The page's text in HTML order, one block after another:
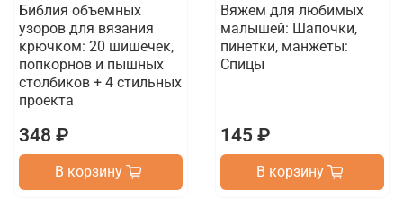
Библия объемных
узоров для вязания
крючком: 20 шишечек,
попкорнов и пышных
столбиков + 4 стильных
проекта
348 ₽
В корзину
Вяжем для любимых
малышей: Шапочки,
пинетки, манжеты:
Спицы
145 ₽
В корзину